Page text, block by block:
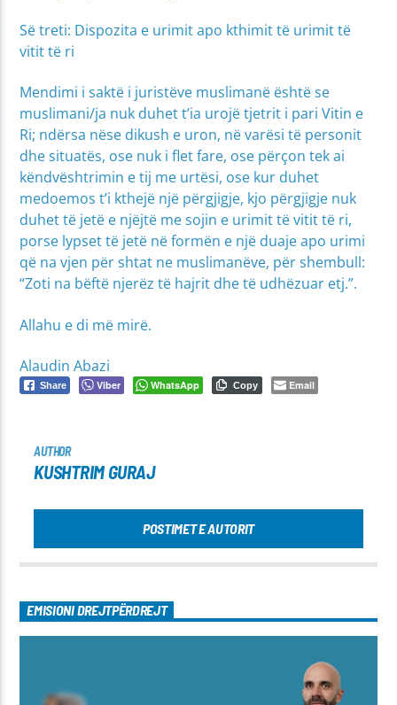
Së treti: Dispozita e urimit apo kthimit të urimit të
vitit të ri
Mendimi i saktë i juristëve muslimanë është se
muslimani/ja nuk duhet t’ia urojë tjetrit i pari Vitin e
Ri; ndërsa nëse dikush e uron, në varësi të personit
dhe situatës, ose nuk i flet fare, ose përçon tek ai
këndvështrimin e tij me urtësi, ose kur duhet
medoemos t’i kthejë një përgjigje, kjo përgjigje nuk
duhet të jetë e njëjtë me sojin e urimit të vitit të ri,
porse lypset të jetë në formën e një duaje apo urimi
që na vjen për shtat ne muslimanëve, për shembull:
“Zoti na bëftë njerëz të hajrit dhe të udhëzuar etj.”.
Allahu e di më mirë.
Alaudin Abazi
Share Viber WhatsApp Copy Email
AUTHOR
KUSHTRIM GURAJ
POSTIMET E AUTORIT
EMISIONI DREJTPËRDREJT